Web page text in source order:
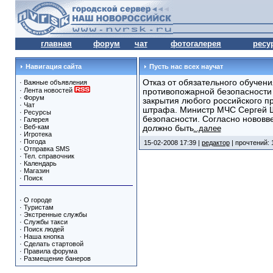
главная форум чат фотогалерея
Навигация сайта
· Важные объявления
· Лента новостей
· Форум
· Чат
· Ресурсы
· Галерея
· Веб-кам
· Игротека
· Погода
· Отправка SMS
· Тел. справочник
· Календарь
· Магазин
· Поиск
· О городе
· Туристам
· Экстренные службы
· Службы такси
· Поиск людей
· Наша кнопка
· Сделать стартовой
· Правила форума
· Размещение банеров
Пусть нас всех научат
Отказ от обязательного
противопожарной
закрытия любого российского
штрафа. Министр МЧС Сергей
безопасности. Согласно
должно быть..далее
15-02-2008 17:39 | редактор| прочтений: